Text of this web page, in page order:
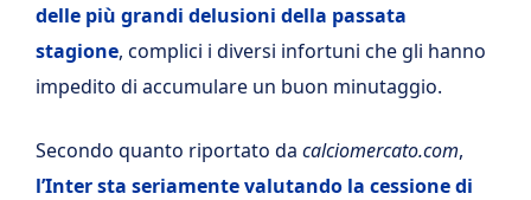
delle più grandi delusioni della passata
stagione, complici i diversi infortuni che gli hanno
impedito di accumulare un buon minutaggio.
Secondo quanto riportato da calciomercato.com,
l’Inter sta seriamente valutando la cessione di